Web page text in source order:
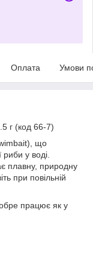
Оплата Умови
г (код 66-7)
що
у воді.
плавну, природну
при повільній
працює як у